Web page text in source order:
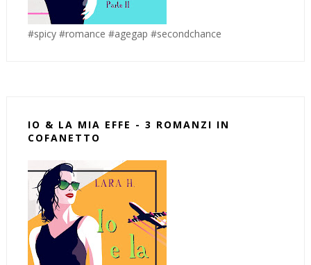
#spicy #romance #agegap #secondchance
IO & LA MIA EFFE - 3 ROMANZI IN
COFANETTO